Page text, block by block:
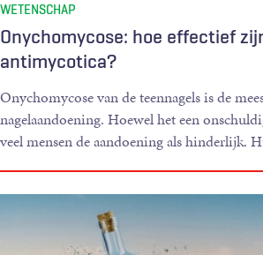
Onychomycose: hoe effectief
antimycotica?
WETENSCHAP
Onychomycose van de teennagels is de
nagelaandoening. Hoewel het een
veel mensen de aandoening als hinderlijk.